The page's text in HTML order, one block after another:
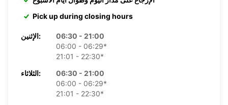
Pick up during closing hours
الإثنين:
06:30 - 21:00
06:00 - 06:29*
21:01 - 22:30*
الثلاثاء:
06:30 - 21:00
06:00 - 06:29*
21:01 - 22:30*